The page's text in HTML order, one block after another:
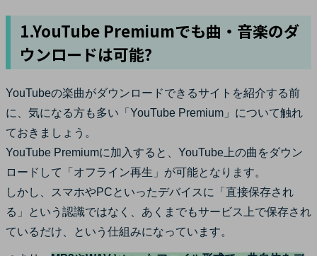
1.YouTube Premiumでも曲・音楽のダ
ウンロードは可能?
YouTubeの楽曲がダウンロードできるサイトを紹介する前
に、気になる方も多い「YouTube Premium」について触れ
ておきましょう。
YouTube Premiumに加入すると、YouTube上の曲をダウン
ロードして「オフライン再生」が可能となります。
しかし、スマホやPCといったデバイスに「直接保存され
る」という認識ではなく、あくまでもサービス上で保存され
ているだけ、という仕組みになっています。